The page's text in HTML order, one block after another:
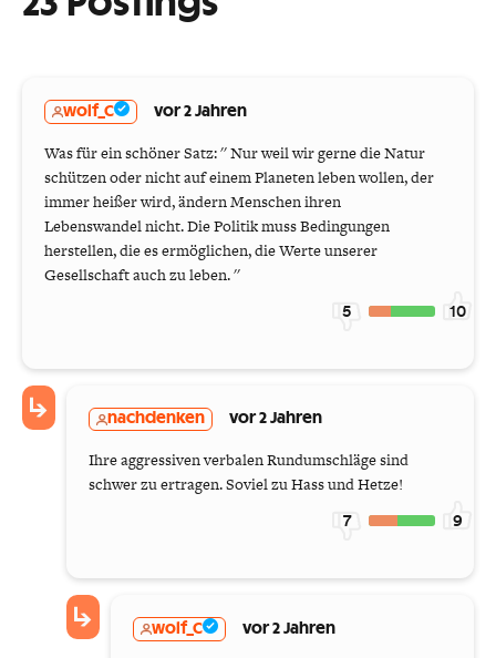
wolf_C vor 2 Jahren
Was für ein schöner Satz: '' Nur weil wir gerne die Natur
schützen oder nicht auf einem Planeten leben wollen, der
immer heißer wird, ändern Menschen ihren
Lebenswandel nicht. Die Politik muss Bedingungen
herstellen, die es ermöglichen, die Werte unserer
Gesellschaft auch zu leben. ''
5 10
nachdenken vor 2 Jahren
Ihre aggressiven verbalen Rundumschläge sind
schwer zu ertragen. Soviel zu Hass und Hetze!
7 9
wolf_C vor 2 Jahren